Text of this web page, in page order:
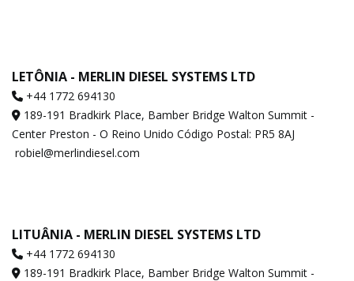
LETÔNIA - MERLIN DIESEL SYSTEMS LTD
+44 1772 694130
189-191 Bradkirk Place, Bamber Bridge Walton Summit -
Center Preston - O Reino Unido Código Postal: PR5 8AJ
robiel@merlindiesel.com
LITUÂNIA - MERLIN DIESEL SYSTEMS LTD
+44 1772 694130
189-191 Bradkirk Place, Bamber Bridge Walton Summit -